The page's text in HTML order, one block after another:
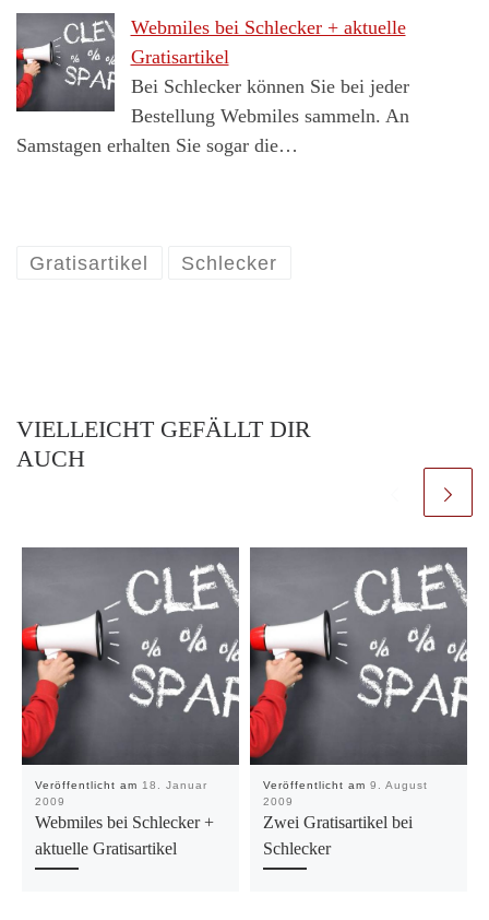
Webmiles bei Schlecker + aktuelle
Gratisartikel
Bei Schlecker können Sie bei jeder
Bestellung Webmiles sammeln. An
Samstagen erhalten Sie sogar die…
Gratisartikel Schlecker
VIELLEICHT GEFÄLLT DIR
AUCH
Veröffentlicht am 18. Januar
2009
Webmiles bei Schlecker +
aktuelle Gratisartikel
Veröffentlicht am 9. August
2009
Zwei Gratisartikel bei
Schlecker